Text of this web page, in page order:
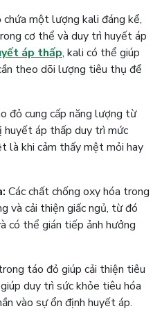
chứa một lượng kali đáng kể,
cơ thể và duy trì huyết áp
áp thấp, kali có thể giúp
theo dõi lượng tiêu thụ để
đỏ cung cấp năng lượng từ
huyết áp thấp duy trì mức
là khi cảm thấy mệt mỏi hay
Các chất chống oxy hóa trong
và cải thiện giấc ngủ, từ đó
có thể gián tiếp ảnh hưởng
táo đỏ giúp cải thiện tiêu
duy trì sức khỏe tiêu hóa
vào sự ổn định huyết áp.